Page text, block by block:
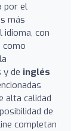
por el
más
idioma, con
como
y de inglés
alta calidad
de
completan